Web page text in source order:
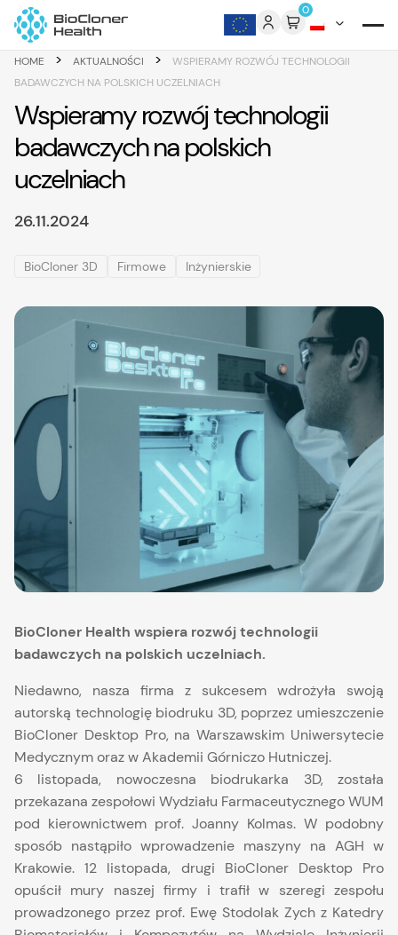
Skip to content 0
HOME > AKTUALNOŚCI >
WSPIERAMY ROZWÓJ TECHNOLOGII
BADAWCZYCH NA POLSKICH UCZELNIACH
Wspieramy rozwój technologii
badawczych na polskich
uczelniach
26.11.2024
BioCloner 3D Firmowe Inżynierskie
BioCloner Health wspiera rozwój technologii
badawczych na polskich uczelniach.
Niedawno, nasza firma z sukcesem wdrożyła swoją
autorską technologię biodruku 3D, poprzez umieszczenie
BioCloner Desktop Pro, na Warszawskim Uniwersytecie
Medycznym oraz w Akademii Górniczo Hutniczej.
6 listopada, nowoczesna biodrukarka 3D, została
przekazana zespołowi Wydziału Farmaceutycznego WUM
pod kierownictwem prof. Joanny Kolmas. W podobny
sposób nastąpiło wprowadzenie maszyny na AGH w
Krakowie. 12 listopada, drugi BioCloner Desktop Pro
opuścił mury naszej firmy i trafił w szeregi zespołu
prowadzonego przez prof. Ewę Stodolak Zych z Katedry